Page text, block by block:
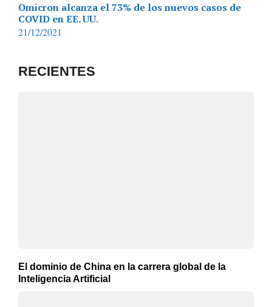
Omicron alcanza el 73% de los nuevos casos de
COVID en EE. UU.
21/12/2021
RECIENTES
El dominio de China en la carrera global de la
Inteligencia Artificial